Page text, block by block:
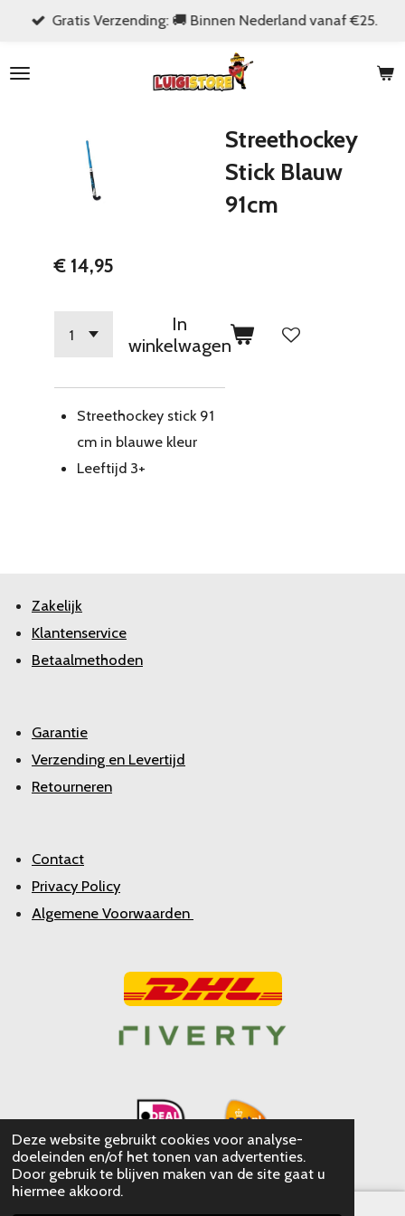
Deze website gebruikt cookies voor analyse-
doeleinden en/of het tonen van advertenties.
Door gebruik te blijven maken van de site gaat u
hiermee akkoord.
naar
Gratis Verzending: 🚚 Binnen Nederland vanaf €25.
Streethockey
Stick Blauw
91cm
€ 14,95
In
winkelwagen
Streethockey stick 91
cm in blauwe kleur
Leeftijd 3+
Zakelijk
Klantenservice
Betaalmethoden
Garantie
Verzending en Levertijd
Retourneren
Contact
Privacy Policy
Algemene Voorwaarden